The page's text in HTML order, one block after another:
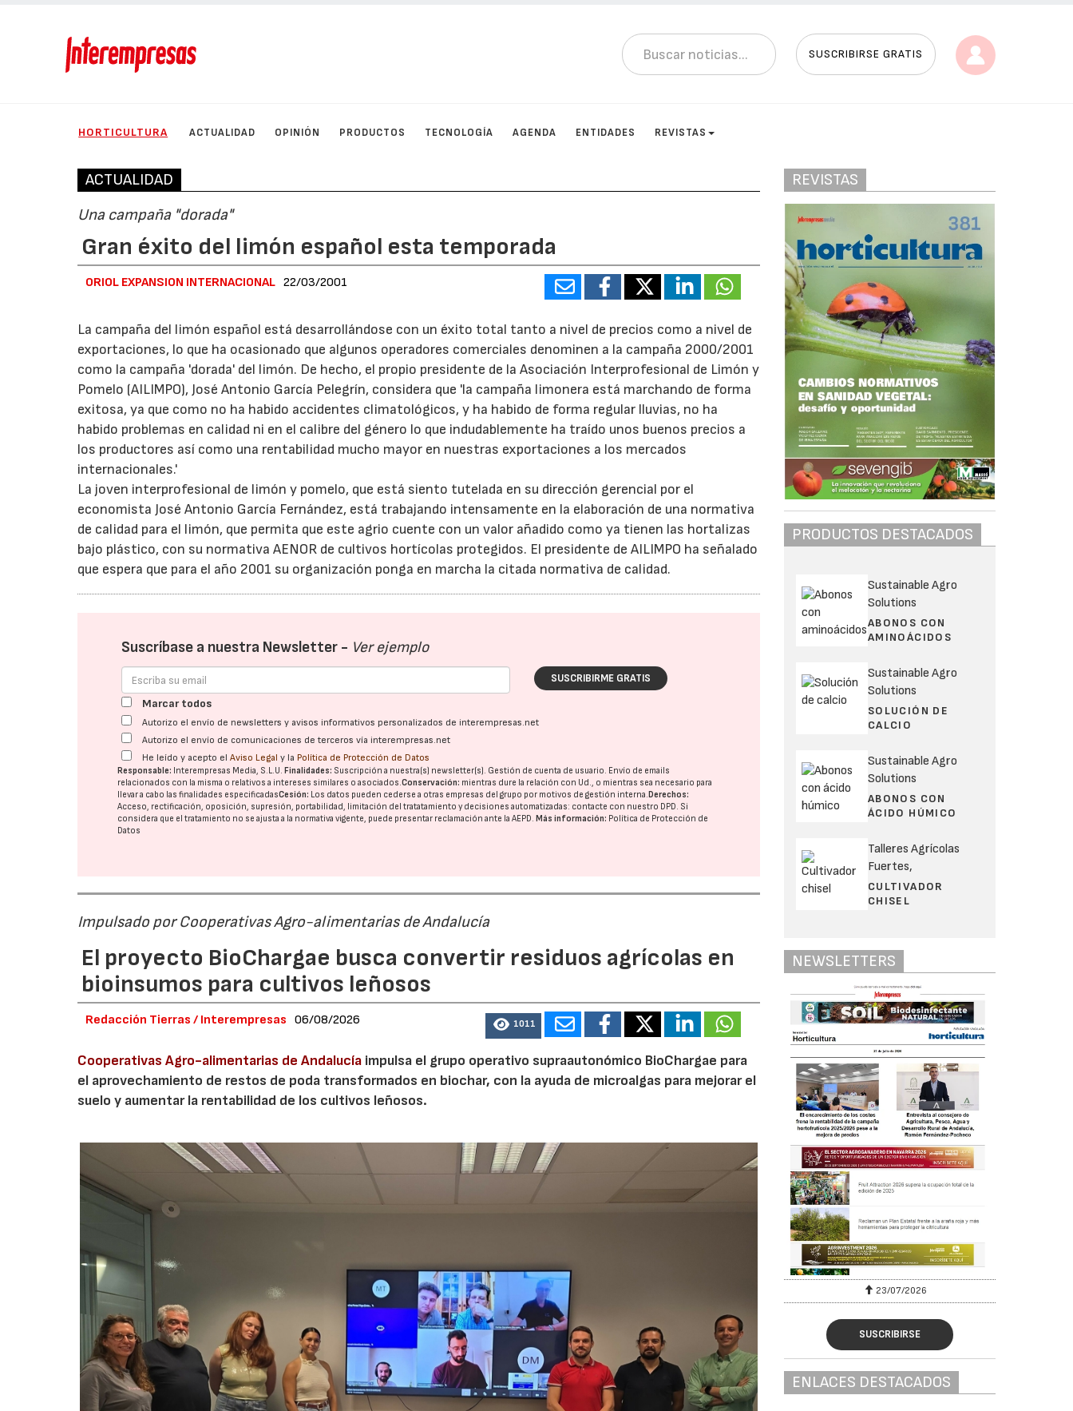
SUSCRIBIRSE GRATIS
HORTICULTURA ACTUALIDAD OPINIÓN PRODUCTOS TECNOLOGÍA AGENDA ENTIDADES REVISTAS
ACTUALIDAD
Una campaña "dorada"
Gran éxito del limón español esta temporada
ORIOL EXPANSION INTERNACIONAL 22/03/2001
La campaña del limón español está desarrollándose con un éxito total tanto a nivel de precios como a nivel de
exportaciones, lo que ha ocasionado que algunos operadores comerciales denominen a la campaña 2000/2001
como la campaña 'dorada' del limón. De hecho, el propio presidente de la Asociación Interprofesional de Limón y
Pomelo (AILIMPO), José Antonio García Pelegrín, considera que 'la campaña limonera está marchando de forma
exitosa, ya que como no ha habido accidentes climatológicos, y ha habido de forma regular lluvias, no ha
habido problemas en calidad ni en el calibre del género lo que indudablemente ha traído unos buenos precios a
los productores así como una rentabilidad mucho mayor en nuestras exportaciones a los mercados
internacionales.'
La joven interprofesional de limón y pomelo, que está siento tutelada en su dirección gerencial por el
economista José Antonio García Fernández, está trabajando intensamente en la elaboración de una normativa
de calidad para el limón, que permita que este agrio cuente con un valor añadido como ya tienen las hortalizas
bajo plástico, con su normativa AENOR de cultivos hortícolas protegidos. El presidente de AILIMPO ha señalado
que espera que para el año 2001 su organización ponga en marcha la citada normativa de calidad.
Suscríbase a nuestra Newsletter - Ver ejemplo
SUSCRIBIRME GRATIS
Marcar todos
Autorizo el envío de newsletters y avisos informativos personalizados de interempresas.net
Autorizo el envío de comunicaciones de terceros vía interempresas.net
He leído y acepto elAviso Legal y la Política de Protección de Datos
Responsable: Interempresas Media, S.L.U. Finalidades: Suscripción a nuestra(s) newsletter(s). Gestión de cuenta de usuario. Envío de emails
relacionados con la misma o relativos a intereses similares o asociados.Conservación: mientras dure la relación con Ud., o mientras sea necesario para
llevar a cabo las finalidades especificadasCesión: Los datos pueden cederse a otras empresas del grupo por motivos de gestión interna. Derechos:
Acceso, rectificación, oposición, supresión, portabilidad, limitación del tratatamiento y decisiones automatizadas: contacte con nuestro DPD. Si
considera que el tratamiento no se ajusta a la normativa vigente, puede presentar reclamación ante laAEPD. Más información: Política de Protección de
Datos
Impulsado por Cooperativas Agro-alimentarias de Andalucía
El proyecto BioChargae busca convertir residuos agrícolas en
bioinsumos para cultivos leñosos
Redacción Tierras / Interempresas 06/08/2026 1011
Cooperativas Agro-alimentarias de Andalucía impulsa el grupo operativo supraautonómico BioChargae para
el aprovechamiento de restos de poda transformados en biochar, con la ayuda de microalgas para mejorar el
suelo y aumentar la rentabilidad de los cultivos leñosos.
REVISTAS
PRODUCTOS DESTACADOS
Sustainable Agro
Solutions
ABONOS CON
AMINOÁCIDOS
Sustainable Agro
Solutions
SOLUCIÓN DE
CALCIO
Sustainable Agro
Solutions
ABONOS CON
ÁCIDO HÚMICO
Talleres Agrícolas
Fuertes,
CULTIVADOR
CHISEL
NEWSLETTERS
23/07/2026 23/07/2026
SUSCRIBIRSE
ENLACES DESTACADOS